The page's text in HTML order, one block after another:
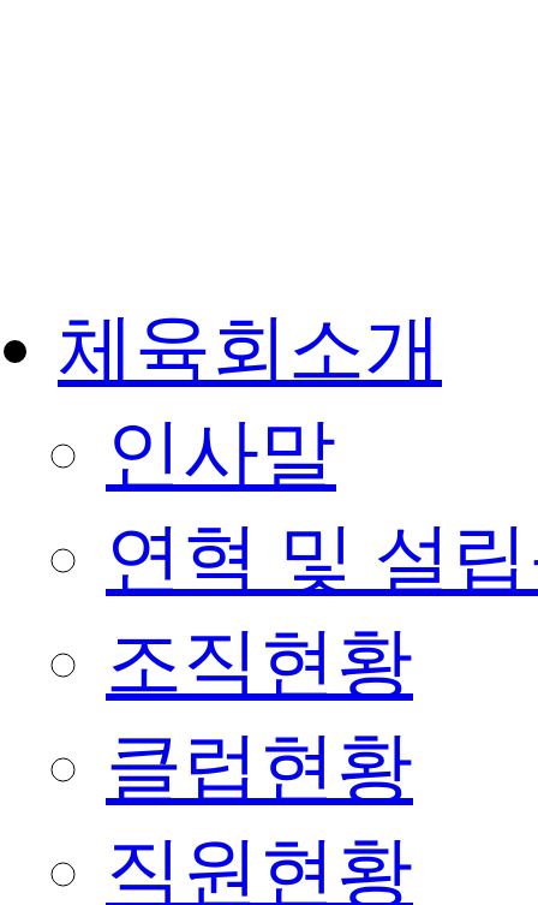
체육회소개
인사말
연혁 및 설
조직현황
클럽현황
직원현황